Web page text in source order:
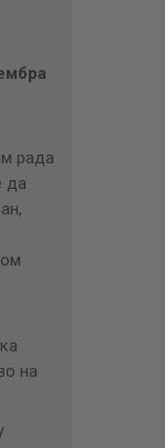
рада
да
на